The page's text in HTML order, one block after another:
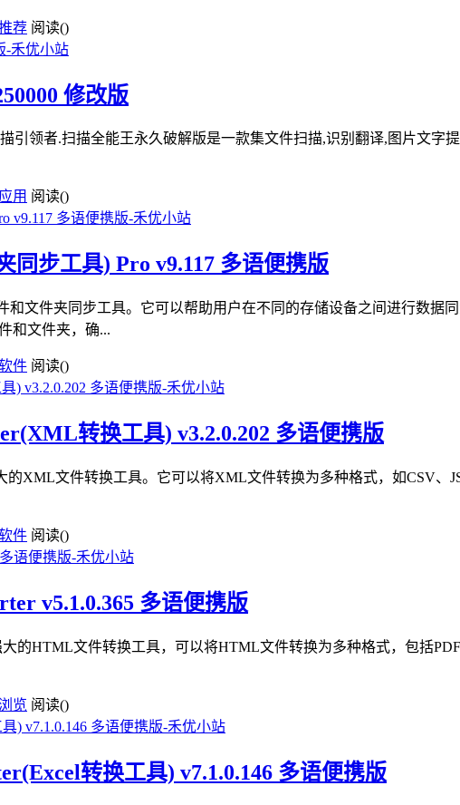
荐 阅读()
修改版
描引领者.扫描全能王永久破解版是一款集文件扫描,识别翻译,图片文
用 阅读()
同步工具) Pro v9.117 多语便携版
和文件夹同步工具。它可以帮助用户在不同的存储设备之间进行数
和文件夹，确...
件 阅读()
转换工具) v3.2.0.202 多语便携版
的XML文件转换工具。它可以将XML文件转换为多种格式，如CSV
件 阅读()
v5.1.0.365 多语便携版
大的HTML文件转换工具，可以将HTML文件转换为多种格式，包括
览 阅读()
转换工具) v7.1.0.146 多语便携版